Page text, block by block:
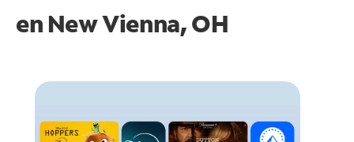
en New Vienna, OH